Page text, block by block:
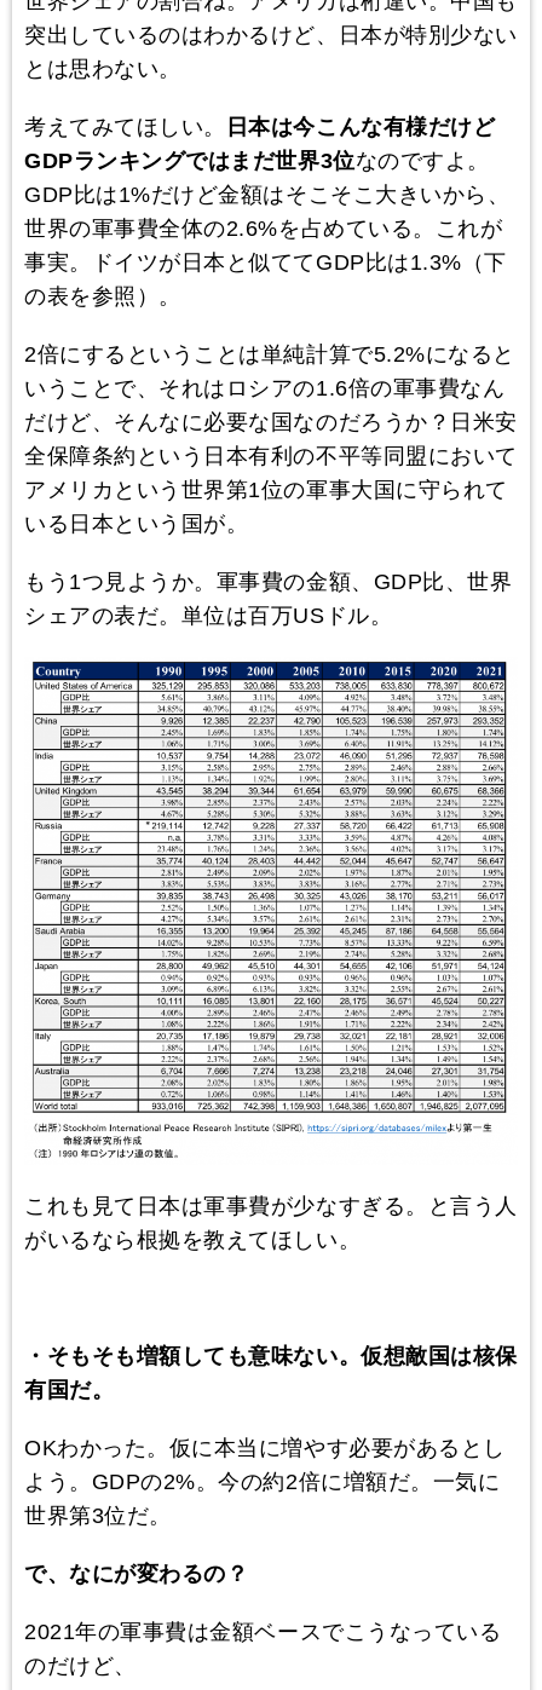
突出しているのはわかるけど、日本が特別少ない
とは思わない。
考えてみてほしい。
日本は今こんな有様だけど
GDPランキングではまだ世界3位なのですよ。
GDP比は1%だけど金額はそこそこ大きいから、
世界の軍事費全体の2.6%を占めている。これが
事実。ドイツが日本と似ててGDP比は1.3%（下
の表を参照）。
2倍にするということは単純計算で5.2%になると
いうことで、それはロシアの1.6倍の軍事費なん
だけど、そんなに必要な国なのだろうか？日米安
全保障条約という日本有利の不平等同盟において
アメリカという世界第1位の軍事大国に守られて
いる日本という国が。
もう1つ見ようか。軍事費の金額、GDP比、世界
シェアの表だ。単位は百万USドル。
これも見て日本は軍事費が少なすぎる。と言う人
がいるなら根拠を教えてほしい。
・そもそも増額しても意味ない。仮想敵国は核保
有国だ。
OKわかった。仮に本当に増やす必要があるとし
よう。GDPの2%。今の約2倍に増額だ。一気に
世界第3位だ。
で、なにが変わるの？
2021年の軍事費は金額ベースでこうなっている
のだけど、